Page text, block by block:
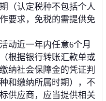
（认定税种不包括个人
要求，免税的需提供免
动近一年内任意6个月
根据银行转账汇款单或
纳社会保障金的凭证判
和缴纳所属时期），不
供应商，应当提供相关